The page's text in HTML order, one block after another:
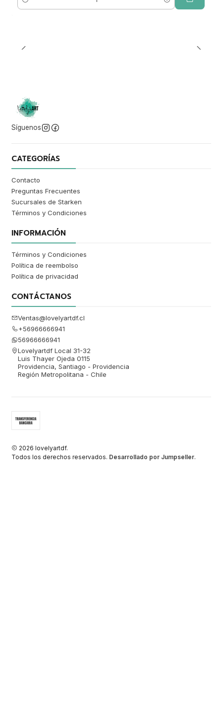
Cantidad
Síguenos
CATEGORÍAS
Contacto
Preguntas Frecuentes
Sucursales de Starken
Términos y Condiciones
INFORMACIÓN
Términos y Condiciones
Política de reembolso
Política de privacidad
CONTÁCTANOS
Ventas@lovelyartdf.cl
+56966666941
56966666941
Lovelyartdf Local 31-32
Luis Thayer Ojeda 0115
Providencia, Santiago - Providencia
Región Metropolitana - Chile
2026 lovelyartdf.
Todos los derechos reservados. Desarrollado por Jumpseller.